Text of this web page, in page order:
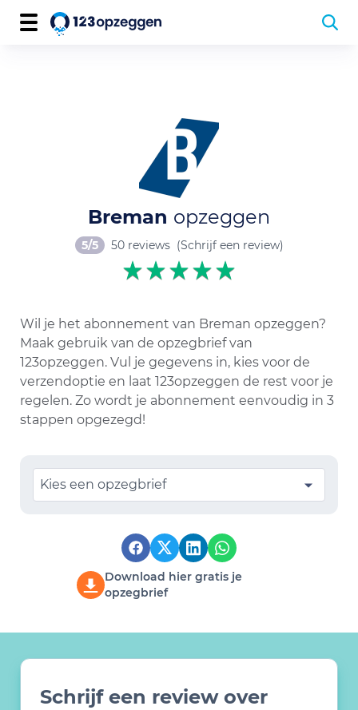
Breman opzeggen
5/5 50 reviews (Schrijf een review)
Wil je het abonnement van Breman opzeggen?
Maak gebruik van de opzegbrief van
123opzeggen. Vul je gegevens in, kies voor de
verzendoptie en laat 123opzeggen de rest voor je
regelen. Zo wordt je abonnement eenvoudig in 3
stappen opgezegd!
Kies een opzegbrief
Download hier gratis je
opzegbrief
Schrijf een review over